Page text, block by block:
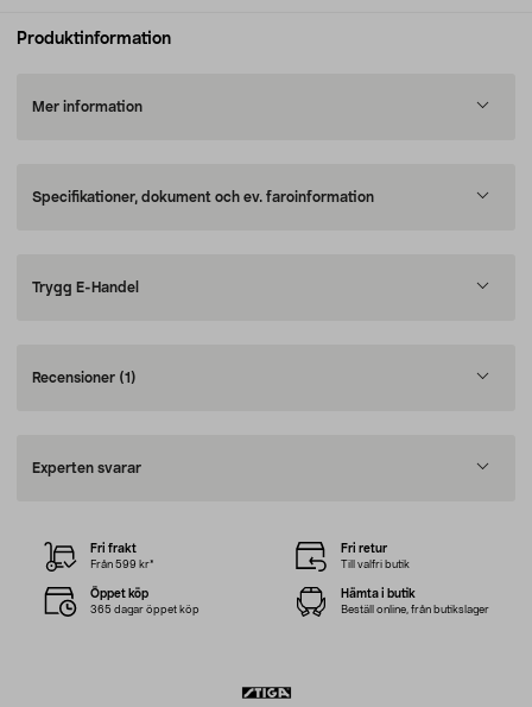
Produktinformation
Mer information
Specifikationer, dokument och ev. faroinformation
Trygg E-Handel
Recensioner (1)
Experten svarar
Fri frakt
Från 599 kr*
Fri retur
Till valfri butik
Öppet köp
365 dagar öppet köp
Hämta i butik
Beställ online, från butikslager